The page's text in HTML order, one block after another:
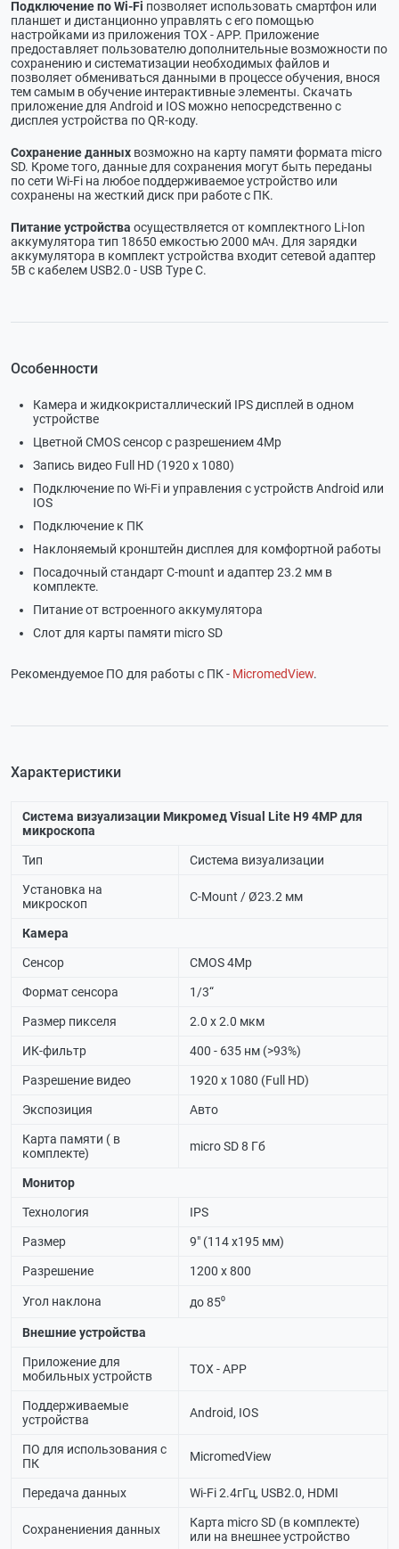
Подключение по Wi-Fi позволяет использовать смартфон или
планшет и дистанционно управлять с его помощью
настройками из приложения TOX - APP. Приложение
предоставляет пользователю дополнительные возможности по
сохранению и систематизации необходимых файлов и
позволяет обмениваться данными в процессе обучения, внося
тем самым в обучение интерактивные элементы. Скачать
приложение для Android и IOS можно непосредственно с
дисплея устройства по QR-коду.
Сохранение данных возможно на карту памяти формата micro
SD. Кроме того, данные для сохранения могут быть переданы
по сети Wi-Fi на любое поддерживаемое устройство или
сохранены на жесткий диск при работе с ПК.
Питание устройства осуществляется от комплектного Li-Ion
аккумулятора тип 18650 емкостью 2000 мАч. Для зарядки
аккумулятора в комплект устройства входит сетевой адаптер
5В с кабелем USB2.0 - USB Type C.
Особенности
Камера и жидкокристаллический IPS дисплей в одном
устройстве
Цветной CMOS сенсор с разрешением 4Мр
Запись видео Full HD (1920 x 1080)
Подключение по Wi-Fi и управления с устройств Android или
IOS
Подключение к ПК
Наклоняемый кронштейн дисплея для комфортной работы
Посадочный стандарт C-mount и адаптер 23.2 мм в
комплекте.
Питание от встроенного аккумулятора
Слот для карты памяти micro SD
Рекомендуемое ПО для работы с ПК - MicromedView.
Характеристики
Система визуализации Микромед Visual Lite H9 4MP для
микроскопа
Тип Система визуализации
Установка на
микроскоп
C-Mount / Ø23.2 мм
Камера
Сенсор CMOS 4Мр
Формат сенсора 1/3“
Размер пикселя 2.0 х 2.0 мкм
ИК-фильтр 400 - 635 нм (>93%)
Разрешение видео 1920 x 1080 (Full HD)
Экспозиция Авто
Карта памяти ( в
комплекте)
micro SD 8 Гб
Монитор
Технология IPS
Размер 9" (114 х195 мм)
Разрешение 1200 х 800
Угол наклона до 85⁰
Внешние устройства
Приложение для
мобильных устройств
TOX - APP
Поддерживаемые
устройства
Android, IOS
ПО для использования с
ПК
MicromedView
Передача данных Wi-Fi 2.4гГц, USB2.0, HDMI
Сохранениения данных
Карта micro SD (в комплекте)
или на внешнее устройство